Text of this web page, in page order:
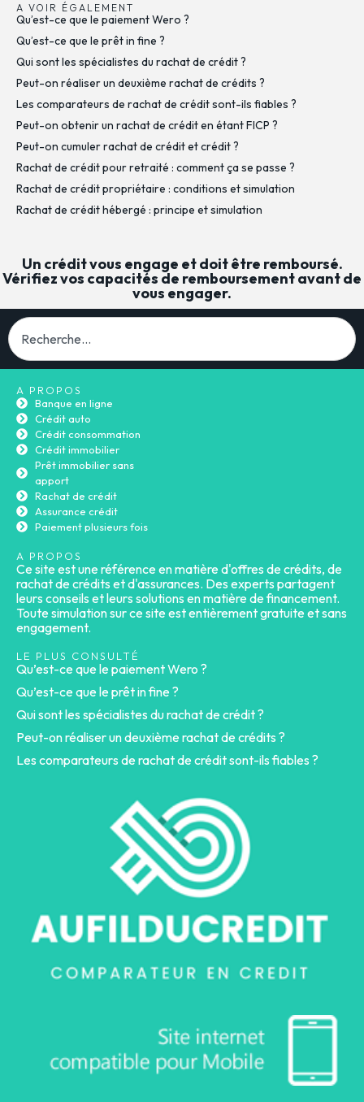
A VOIR ÉGALEMENT
Qu’est-ce que le paiement Wero ?
Qu’est-ce que le prêt in fine ?
Qui sont les spécialistes du rachat de crédit ?
Peut-on réaliser un deuxième rachat de crédits ?
Les comparateurs de rachat de crédit sont-ils fiables ?
Peut-on obtenir un rachat de crédit en étant FICP ?
Peut-on cumuler rachat de crédit et crédit ?
Rachat de crédit pour retraité : comment ça se passe ?
Rachat de crédit propriétaire : conditions et simulation
Rachat de crédit hébergé : principe et simulation
Un crédit vous engage et doit être remboursé.
Vérifiez vos capacités de remboursement avant de
vous engager.
A PROPOS
Banque en ligne
Crédit auto
Crédit consommation
Crédit immobilier
Prêt immobilier sans
apport
Rachat de crédit
Assurance crédit
Paiement plusieurs fois
A PROPOS
Ce site est une référence en matière d'offres de crédits, de
rachat de crédits et d'assurances. Des experts partagent
leurs conseils et leurs solutions en matière de financement.
Toute simulation sur ce site est entièrement gratuite et sans
engagement.
LE PLUS CONSULTÉ
Qu’est-ce que le paiement Wero ?
Qu’est-ce que le prêt in fine ?
Qui sont les spécialistes du rachat de crédit ?
Peut-on réaliser un deuxième rachat de crédits ?
Les comparateurs de rachat de crédit sont-ils fiables ?